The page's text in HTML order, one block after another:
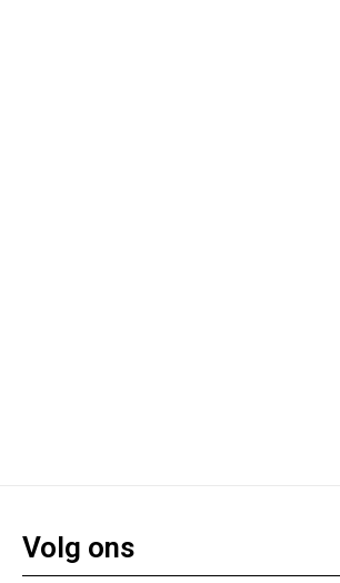
Volg ons